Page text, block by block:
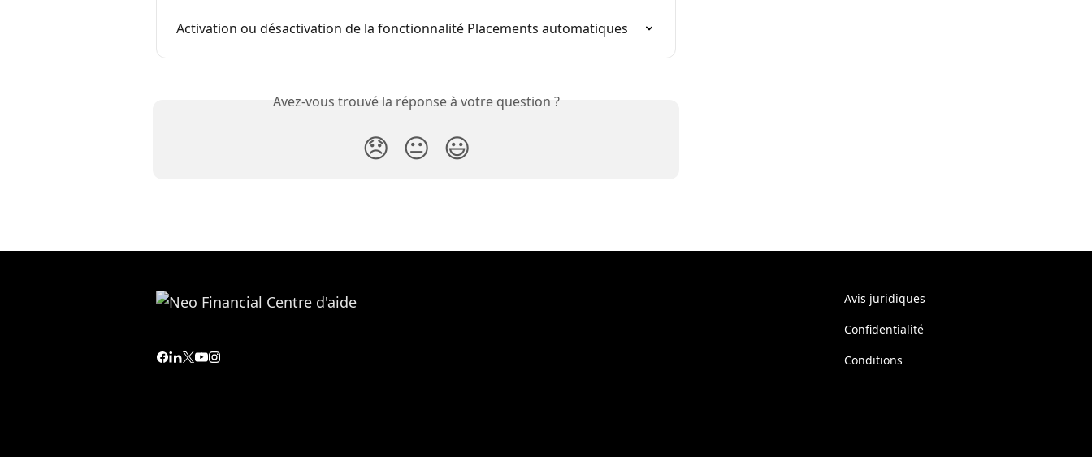
Activation ou désactivation de la fonctionnalité Placements automatiques
Avez-vous trouvé la réponse à votre question ?
😞 😐 😃
Avis juridiques
Confidentialité
Conditions